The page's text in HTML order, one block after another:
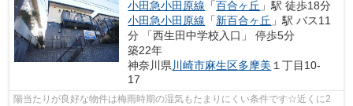
小田急小田原線 「百合ヶ丘 」駅 徒歩18分
小田急小田原線 「新百合ヶ丘 」駅 バス11
分 「西生田中学校入口」 停歩5分
築22年
神奈川県 川崎市麻生区多摩美 １丁目10-
17
陽当たりが良好な物件は梅雨時期の湿気もたまりにくい条件です☆近くに2